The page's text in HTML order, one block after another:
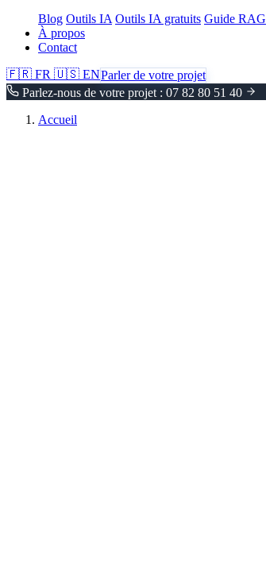
Blog Outils IA Outils IA gratuits Guide RAG
À propos
Contact
🇫🇷 FR 🇺🇸 ENParler de votre projet
Parlez-nous de votre projet : 07 82 80 51 40
Accueil